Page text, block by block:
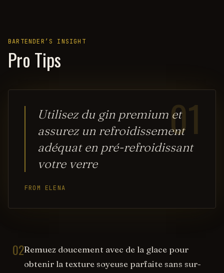
BARTENDER’S INSIGHT
Pro Tips
01
Utilisez du gin premium et
assurez un refroidissement
adéquat en pré-refroidissant
votre verre
FROM ELENA
02Remuez doucement avec de la glace pour
obtenir la texture soyeuse parfaite sans sur-